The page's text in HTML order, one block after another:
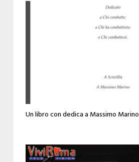
Un libro con dedica a Massimo Marino